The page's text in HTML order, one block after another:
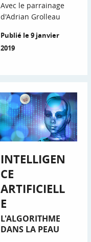
Avec le parrainage
d'Adrian Grolleau
Publié le 9 janvier
2019
INTELLIGEN
CE
ARTIFICIELL
E
L'ALGORITHME
DANS LA PEAU